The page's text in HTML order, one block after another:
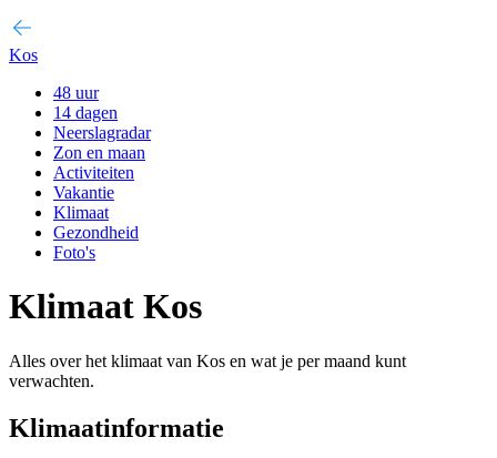
Kos
48 uur
14 dagen
Neerslagradar
Zon en maan
Activiteiten
Vakantie
Klimaat
Gezondheid
Foto's
Klimaat Kos
Alles over het klimaat van Kos en wat je per maand kunt
verwachten.
Klimaatinformatie